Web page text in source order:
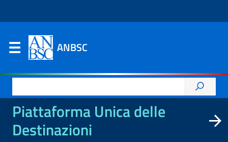
ANBSC
per:
Piattaforma Unica delle
Destinazioni